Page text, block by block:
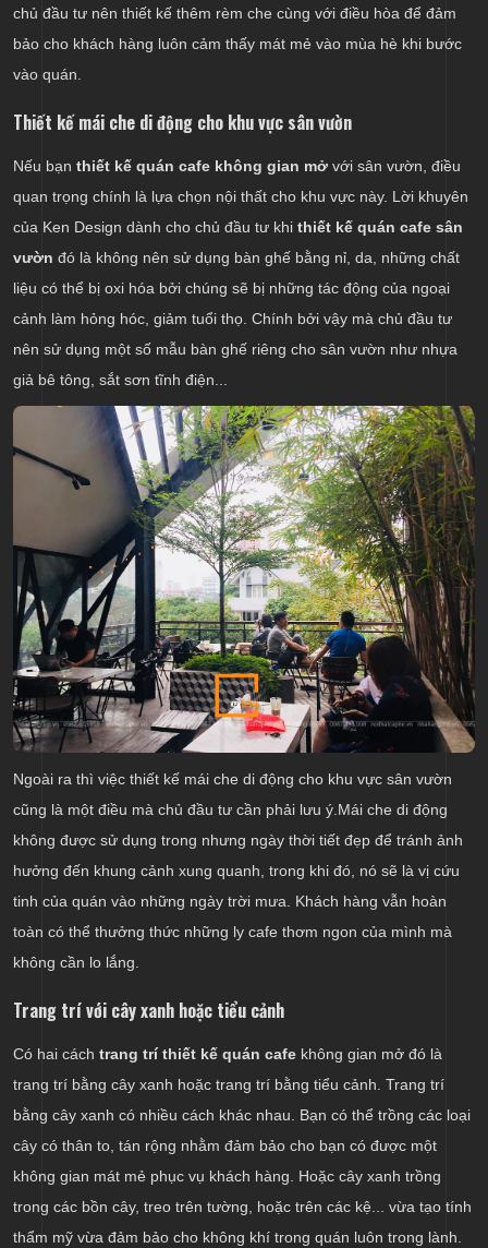
chủ đầu tư nên thiết kế thêm rèm che cùng với điều hòa để đảm
bảo cho khách hàng luôn cảm thấy mát mẻ vào mùa hè khi bước
vào quán.
Thiết kế mái che di động cho khu vực sân vườn
Nếu bạn thiết kế quán cafe không gian mở với sân vườn, điều
quan trọng chính là lựa chọn nội thất cho khu vực này. Lời khuyên
của Ken Design dành cho chủ đầu tư khi thiết kế quán cafe sân
vườn đó là không nên sử dụng bàn ghế bằng nỉ, da, những chất
liệu có thể bị oxi hóa bởi chúng sẽ bị những tác động của ngoại
cảnh làm hỏng hóc, giảm tuổi thọ. Chính bởi vậy mà chủ đầu tư
nên sử dụng một số mẫu bàn ghế riêng cho sân vườn như nhựa
giả bê tông, sắt sơn tĩnh điện...
Ngoài ra thì việc thiết kế mái che di động cho khu vực sân vườn
cũng là một điều mà chủ đầu tư cần phải lưu ý.Mái che di động
không được sử dụng trong nhưng ngày thời tiết đẹp để tránh ảnh
hưởng đến khung cảnh xung quanh, trong khi đó, nó sẽ là vị cứu
tinh của quán vào những ngày trời mưa. Khách hàng vẫn hoàn
toàn có thể thưởng thức những ly cafe thơm ngon của mình mà
không cần lo lắng.
Trang trí với cây xanh hoặc tiểu cảnh
Có hai cách trang trí thiết kế quán cafe không gian mở đó là
trang trí bằng cây xanh hoặc trang trí bằng tiểu cảnh. Trang trí
bằng cây xanh có nhiều cách khác nhau. Bạn có thể trồng các loại
cây có thân to, tán rộng nhằm đảm bảo cho bạn có được một
không gian mát mẻ phục vụ khách hàng. Hoặc cây xanh trồng
trong các bồn cây, treo trên tường, hoặc trên các kệ... vừa tạo tính
thẩm mỹ vừa đảm bảo cho không khí trong quán luôn trong lành.